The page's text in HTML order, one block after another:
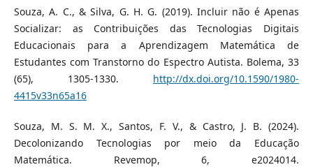
Souza, A. C., & Silva, G. H. G. (2019). Incluir não é Apenas
Socializar: as Contribuições das Tecnologias Digitais
Educacionais para a Aprendizagem Matemática de
Estudantes com Transtorno do Espectro Autista. Bolema, 33
(65), 1305-1330. http://dx.doi.org/10.1590/1980-
4415v33n65a16
Souza, M. S. M. X., Santos, F. V., & Castro, J. B. (2024).
Decolonizando Tecnologias por meio da Educação
Matemática. Revemop, 6, e2024014.